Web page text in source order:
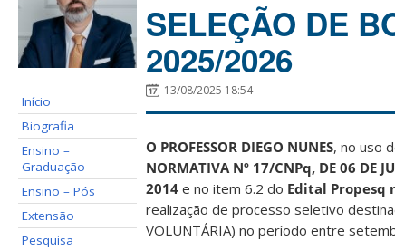
Início
Biografia
Ensino –
Graduação
Ensino – Pós
Extensão
Pesquisa
SELEÇÃO DE
2025/2026
13/08/2025 18:54
O PROFESSOR DIEGO NUNES, no uso
NORMATIVA Nº 17/CNPq, DE 06 DE
2014 e no item 6.2 do Edital Propesq
realização de processo seletivo
VOLUNTÁRIA) no período entre